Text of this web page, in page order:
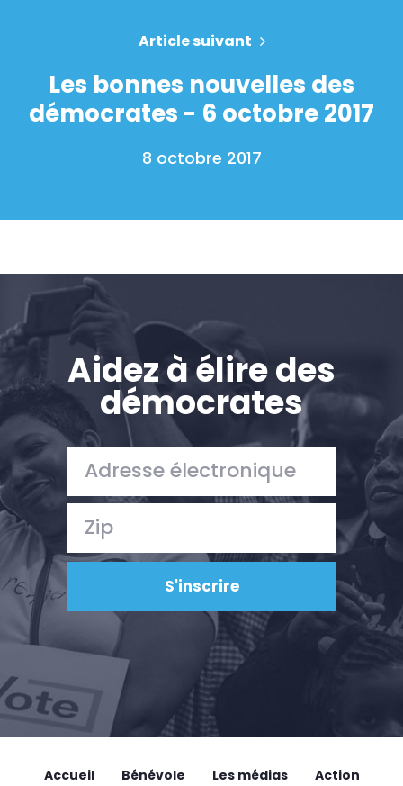
Article suivant
Les bonnes nouvelles des
démocrates - 6 octobre 2017
8 octobre 2017
Aidez à élire des
démocrates
Accueil Bénévole Les médias
Action